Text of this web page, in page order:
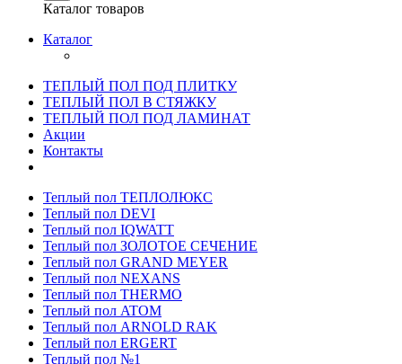
Каталог товаров
Каталог
ТЕПЛЫЙ ПОЛ ПОД ПЛИТКУ
ТЕПЛЫЙ ПОЛ В СТЯЖКУ
ТЕПЛЫЙ ПОЛ ПОД ЛАМИНАТ
Акции
Контакты
Теплый пол ТЕПЛОЛЮКС
Теплый пол DEVI
Теплый пол IQWATT
Теплый пол ЗОЛОТОЕ СЕЧЕНИЕ
Теплый пол GRAND MEYER
Теплый пол NEXANS
Теплый пол THERMO
Теплый пол ATOM
Теплый пол ARNOLD RAK
Теплый пол ERGERT
Теплый пол №1